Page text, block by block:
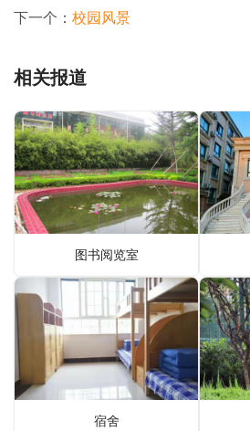
下一个： 校园风景
相关报道
图书阅览室
宿舍